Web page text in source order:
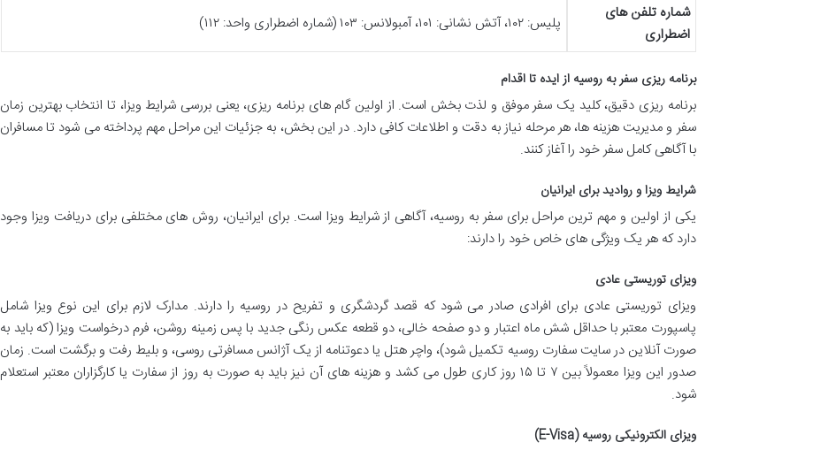
شماره تلفن های
اضطراری
پلیس: ۱۰۲، آتش نشانی: ۱۰۱، آمبولانس: ۱۰۳ (شماره اضطراری واحد: ۱۱۲)
برنامه ریزی سفر به روسیه از ایده تا اقدام
برنامه ریزی دقیق، کلید یک سفر موفق و لذت بخش است. از اولین گام های برنامه ریزی، یعنی بررسی شرایط ویزا، تا انتخاب بهترین زمان
سفر و مدیریت هزینه ها، هر مرحله نیاز به دقت و اطلاعات کافی دارد. در این بخش، به جزئیات این مراحل مهم پرداخته می شود تا مسافران
با آگاهی کامل سفر خود را آغاز کنند.
شرایط ویزا و روادید برای ایرانیان
یکی از اولین و مهم ترین مراحل برای سفر به روسیه، آگاهی از شرایط ویزا است. برای ایرانیان، روش های مختلفی برای دریافت ویزا وجود
دارد که هر یک ویژگی های خاص خود را دارند:
ویزای توریستی عادی
ویزای توریستی عادی برای افرادی صادر می شود که قصد گردشگری و تفریح در روسیه را دارند. مدارک لازم برای این نوع ویزا شامل
پاسپورت معتبر با حداقل شش ماه اعتبار و دو صفحه خالی، دو قطعه عکس رنگی جدید با پس زمینه روشن، فرم درخواست ویزا (که باید به
صورت آنلاین در سایت سفارت روسیه تکمیل شود)، واچر هتل یا دعوتنامه از یک آژانس مسافرتی روسی، و بلیط رفت و برگشت است. زمان
صدور این ویزا معمولاً بین ۷ تا ۱۵ روز کاری طول می کشد و هزینه های آن نیز باید به صورت به روز از سفارت یا کارگزاران معتبر استعلام
شود.
ویزای الکترونیکی روسیه (E-Visa)